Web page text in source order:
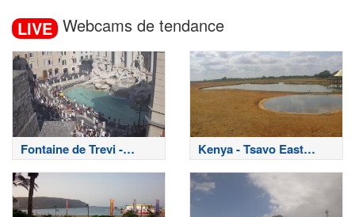
LIVE Webcams de tendance
Fontaine de Trevi -
Rome
Kenya - Tsavo East
National Park